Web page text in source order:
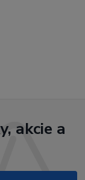
akcie a